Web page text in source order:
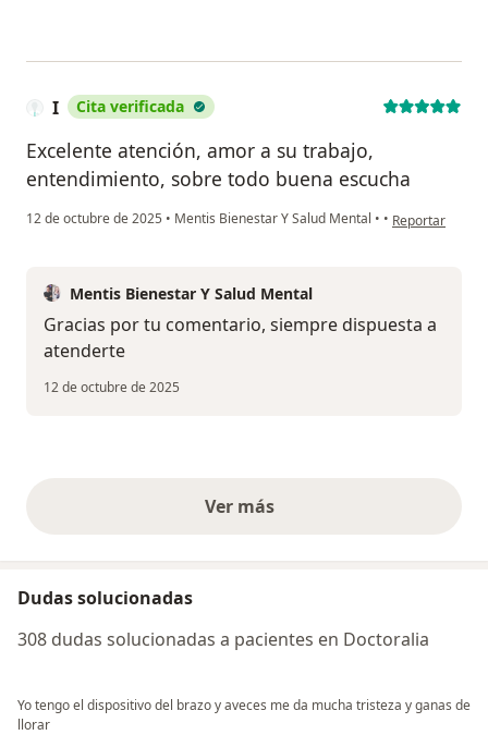
I Cita verificada
Excelente atención, amor a su trabajo,
entendimiento, sobre todo buena escucha
12 de octubre de 2025 • Mentis Bienestar Y Salud Mental • • en opinión del
Reportar
Mentis Bienestar Y Salud Mental
Gracias por tu comentario, siempre dispuesta a
atenderte
12 de octubre de 2025
Ver másopiniones anteriores
Dudas solucionadas
308 dudas solucionadas a pacientes en Doctoralia
Yo tengo el dispositivo del brazo y aveces me da mucha tristeza y ganas de
llorar